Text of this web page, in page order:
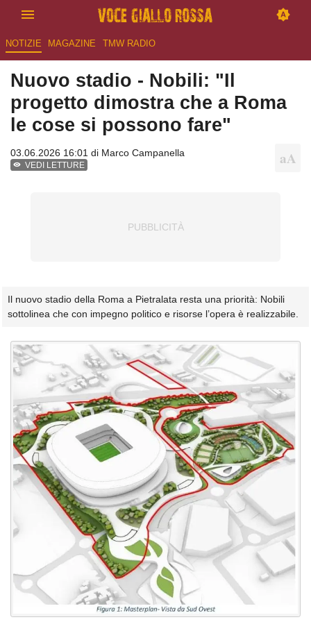
NOTIZIE MAGAZINE TMW RADIO
Nuovo stadio - Nobili: "Il
progetto dimostra che a Roma
le cose si possono fare"
03.06.2026 16:01 di Marco Campanella
VEDI LETTURE
Il nuovo stadio della Roma a Pietralata resta una priorità: Nobili
sottolinea che con impegno politico e risorse l’opera è realizzabile.